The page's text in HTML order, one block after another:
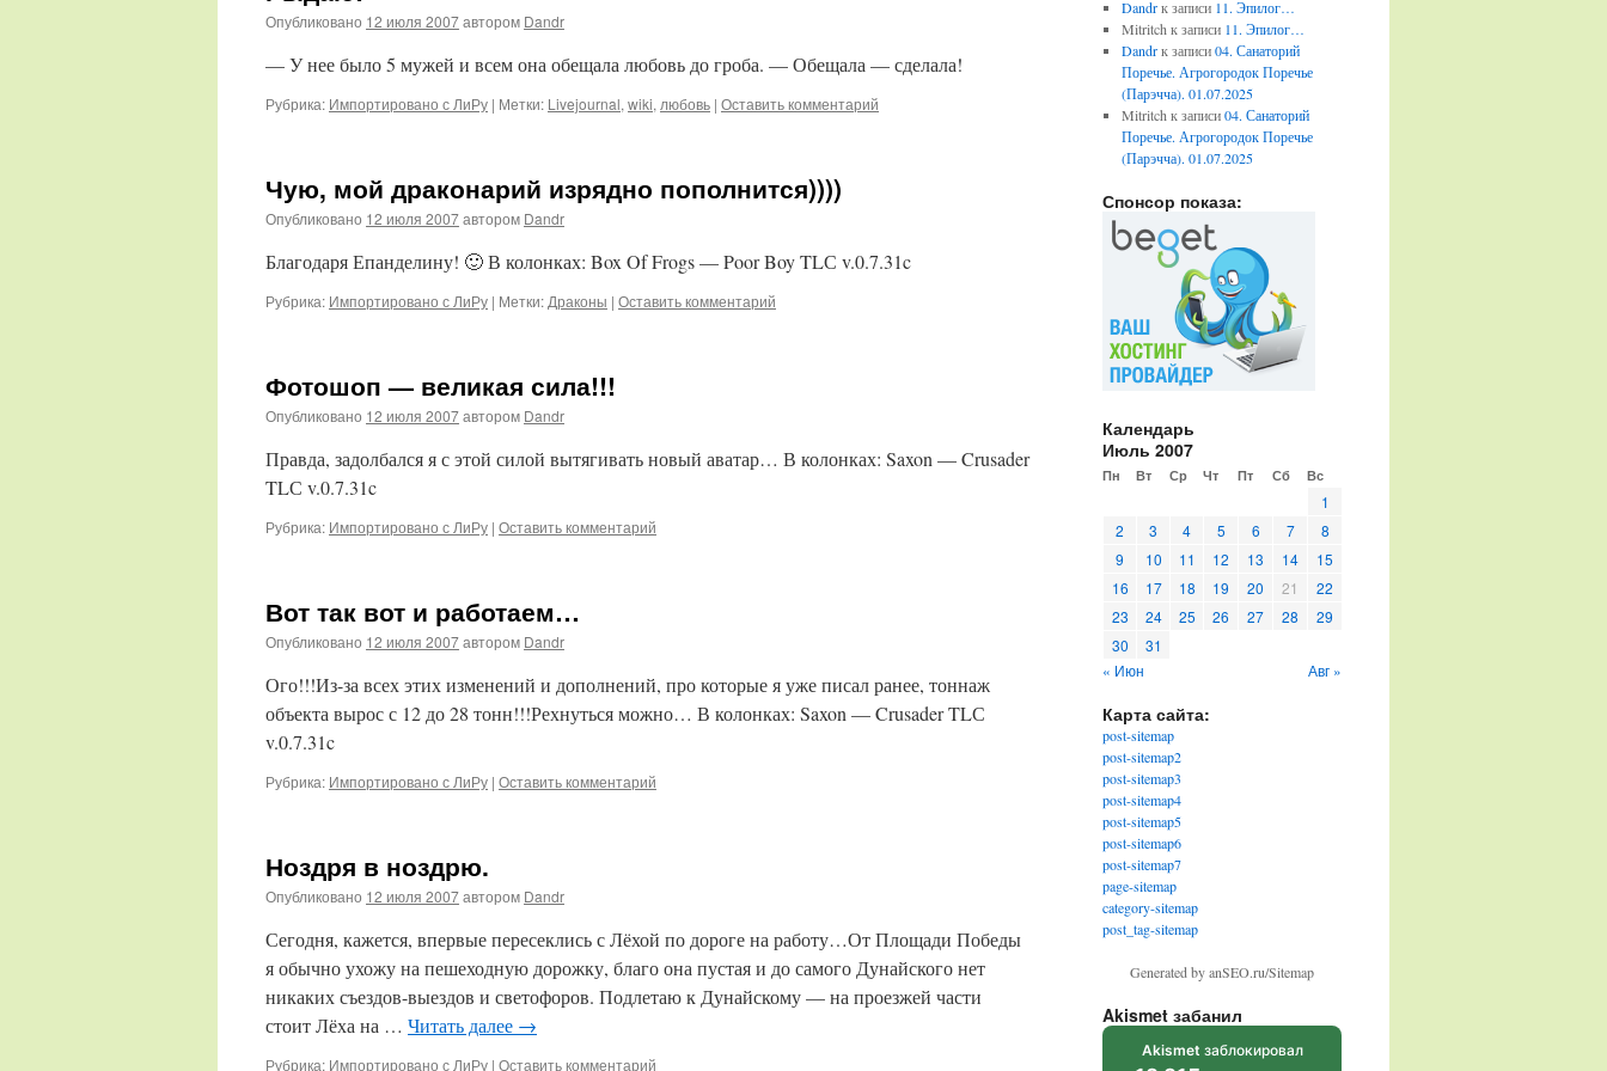
Опубликовано 12 июля 2007автором Dandr
— У нее было 5 мужей и всем она обещала любовь до гроба. — Обещала — сделала!
Рубрика: Импортировано с ЛиРу | Метки: Livejournal, wiki, любовь | Оставить комментарий
Чую, мой драконарий изрядно пополнится))))
Опубликовано 12 июля 2007автором Dandr
Благодаря Епанделину! 🙂 В колонках: Box Of Frogs — Poor Boy TLС v.0.7.31c
Рубрика: Импортировано с ЛиРу | Метки: Драконы | Оставить комментарий
Фотошоп — великая сила!!!
Опубликовано 12 июля 2007автором Dandr
Правда, задолбался я с этой силой вытягивать новый аватар… В колонках: Saxon — Crusader
TLС v.0.7.31c
Рубрика: Импортировано с ЛиРу | Оставить комментарий
Вот так вот и работаем…
Опубликовано 12 июля 2007автором Dandr
Ого!!!Из-за всех этих изменений и дополнений, про которые я уже писал ранее, тоннаж
объекта вырос с 12 до 28 тонн!!!Рехнуться можно… В колонках: Saxon — Crusader TLС
v.0.7.31c
Рубрика: Импортировано с ЛиРу | Оставить комментарий
Ноздря в ноздрю.
Опубликовано 12 июля 2007автором Dandr
Сегодня, кажется, впервые пересеклись с Лёхой по дороге на работу…От Площади Победы
я обычно ухожу на пешеходную дорожку, благо она пустая и до самого Дунайского нет
никаких съездов-выездов и светофоров. Подлетаю к Дунайскому — на проезжей части
стоит Лёха на … Читать далее →
Рубрика: Импортировано с ЛиРу | Оставить комментарий
Dandrк записи 11. Эпилог…
Mitritch к записи 11. Эпилог…
Dandrк записи04. Санаторий
Поречье. Агрогородок Поречье
(Парэчча). 01.07.2025
Mitritch к записи04. Санаторий
Поречье. Агрогородок Поречье
(Парэчча). 01.07.2025
Спонсор показа:
Календарь
Июль 2007
Пн Вт Ср Чт Пт Сб Вс
1
2
3 4 5 6 7
8
9
10 11 12 13 14
15
16
17 18 19 20 21
22
23
24 25 26 27 28
29
30
31
« Июн
Авг »
Карта сайта:
post-sitemap
post-sitemap2
post-sitemap3
post-sitemap4
post-sitemap5
post-sitemap6
post-sitemap7
page-sitemap
category-sitemap
post_tag-sitemap
Generated by anSEO.ru/Sitemap
Akismet забанил
Akismet заблокировал